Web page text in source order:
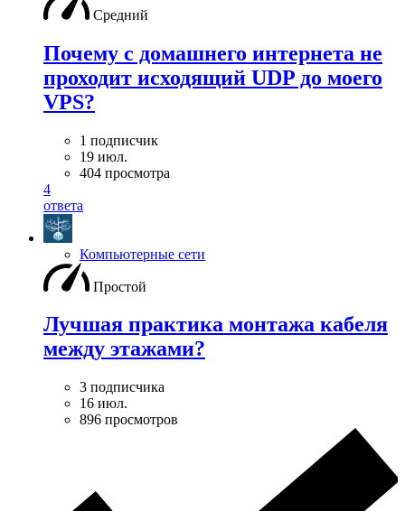
Средний
Почему с домашнего интернета не
проходит исходящий UDP до моего
VPS?
1 подписчик
19 июл.
404 просмотра
4
ответа
Компьютерные сети
Простой
Лучшая практика монтажа кабеля
между этажами?
3 подписчика
16 июл.
896 просмотров